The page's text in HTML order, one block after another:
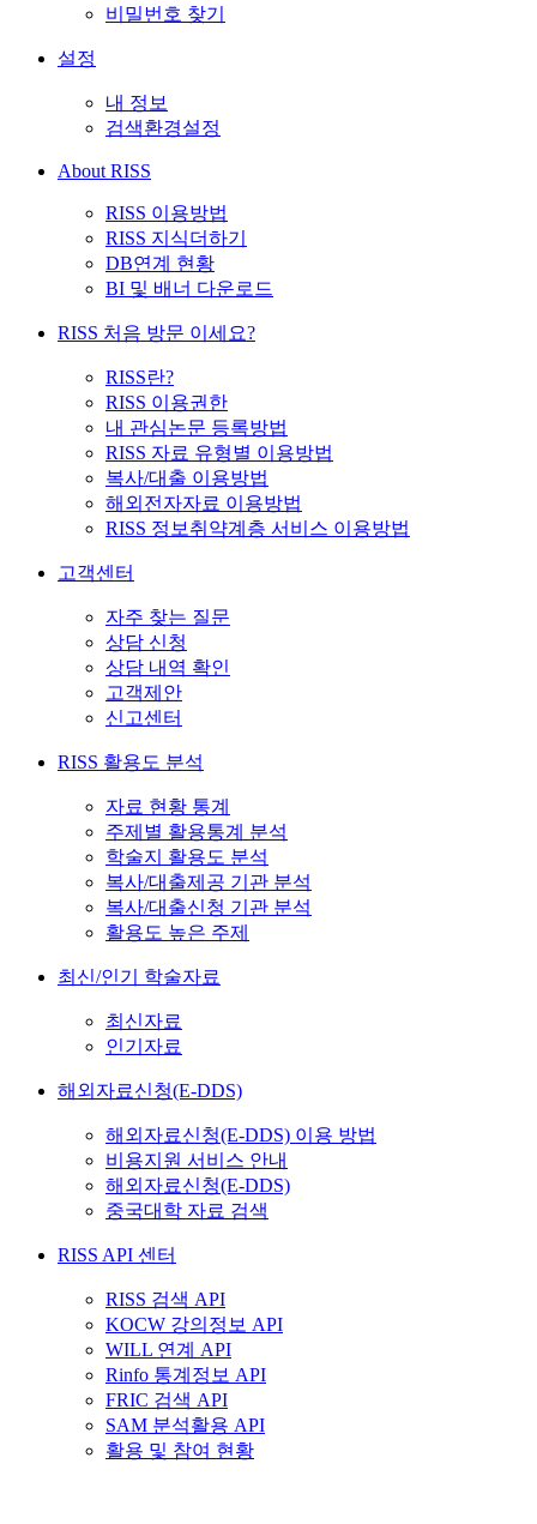
비밀번호 찾기
설정
내 정보
검색환경설정
About RISS
RISS 이용방법
RISS 지식더하기
DB연계 현황
BI 및 배너 다운로드
RISS 처음 방문 이세요?
RISS란?
RISS 이용권한
내 관심논문 등록방법
RISS 자료 유형별 이용방법
복사/대출 이용방법
해외전자자료 이용방법
RISS 정보취약계층 서비스 이용방법
고객센터
자주 찾는 질문
상담 신청
상담 내역 확인
고객제안
신고센터
RISS 활용도 분석
자료 현황 통계
주제별 활용통계 분석
학술지 활용도 분석
복사/대출제공 기관 분석
복사/대출신청 기관 분석
활용도 높은 주제
최신/인기 학술자료
최신자료
인기자료
해외자료신청(E-DDS)
해외자료신청(E-DDS) 이용 방법
비용지원 서비스 안내
해외자료신청(E-DDS)
중국대학 자료 검색
RISS API 센터
RISS 검색 API
KOCW 강의정보 API
WILL 연계 API
Rinfo 통계정보 API
FRIC 검색 API
SAM 분석활용 API
활용 및 참여 현황